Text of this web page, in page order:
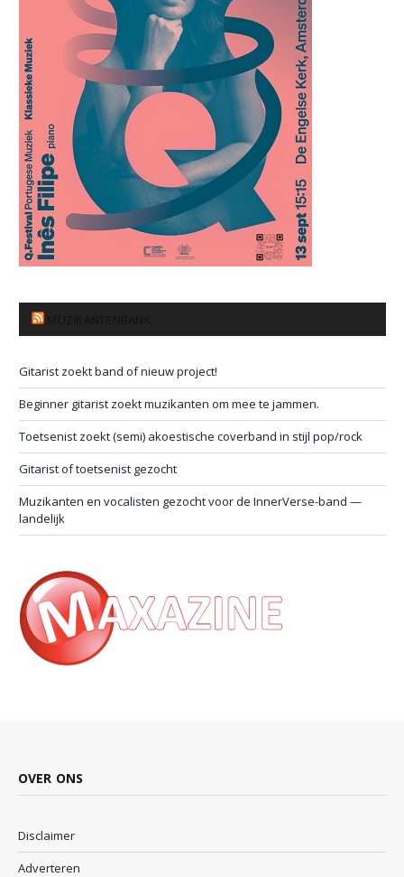
Gitarist zoekt band of nieuw project!
Beginner gitarist zoekt muzikanten om mee te jammen.
Toetsenist zoekt (semi) akoestische coverband in stijl pop/rock
Gitarist of toetsenist gezocht
Muzikanten en vocalisten gezocht voor de InnerVerse-band —
landelijk
OVER ONS
Disclaimer
Adverteren